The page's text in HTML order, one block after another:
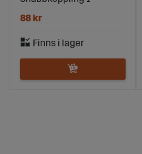
88 kr